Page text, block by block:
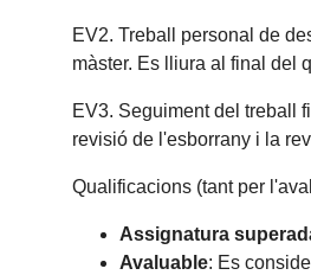
EV2. Treball personal de
màster. Es lliura al final del
EV3. Seguiment del treball
revisió de l'esborrany i la
Qualificacions (tant per
Assignatura
Avaluable: Es